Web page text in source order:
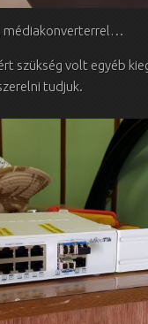
médiakonverterrel…
szükség volt egyéb
tudjuk.